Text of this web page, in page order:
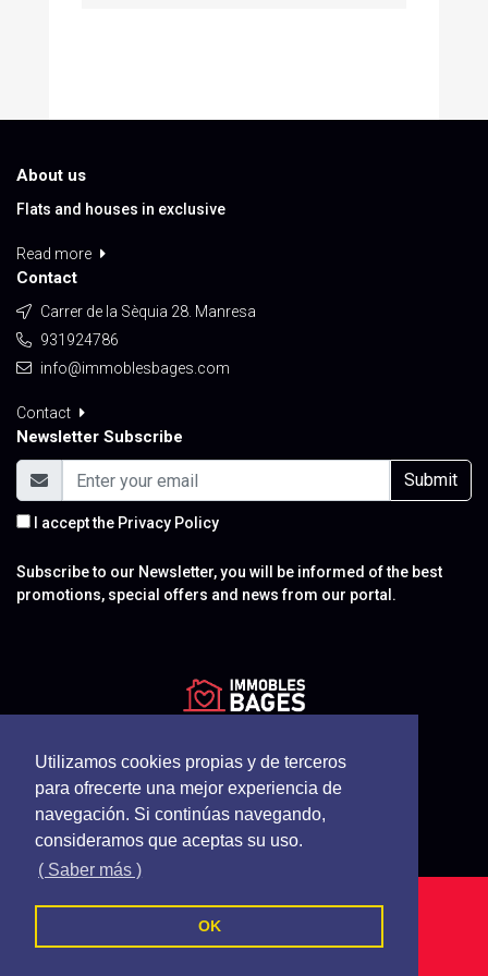
Utilizamos cookies propias y de terceros
para ofrecerte una mejor experiencia de
navegación. Si continúas navegando,
consideramos que aceptas su uso.
( Saber más )
OK
About us
Flats and houses in exclusive
Read more
Contact
Carrer de la Sèquia 28. Manresa
931924786
info@immoblesbages.com
Contact
Newsletter Subscribe
Submit
I accept the Privacy Policy
Subscribe to our Newsletter, you will be informed of the best
promotions, special offers and news from our portal.
Immobles Bages - All rights reserved
Privacy Policy